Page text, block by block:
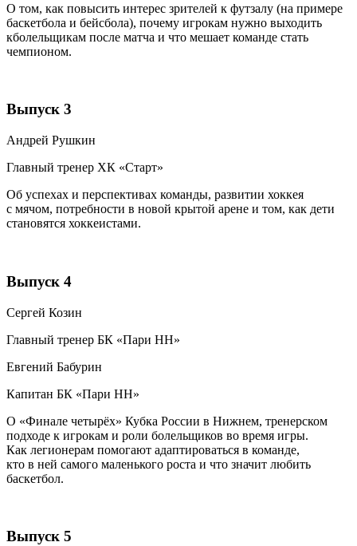
О том, как повысить интерес зрителей к футзалу (на примере
баскетбола и бейсбола), почему игрокам нужно выходить
кболельщикам после матча и что мешает команде стать
чемпионом.
Выпуск 3
Андрей Рушкин
Главный тренер ХК «Старт»
Об успехах и перспективах команды, развитии хоккея
с мячом, потребности в новой крытой арене и том, как дети
становятся хоккеистами.
Выпуск 4
Сергей Козин
Главный тренер БК «Пари НН»
Евгений Бабурин
Капитан БК «Пари НН»
О «Финале четырёх» Кубка России в Нижнем, тренерском
подходе к игрокам и роли болельщиков во время игры.
Как легионерам помогают адаптироваться в команде,
кто в ней самого маленького роста и что значит любить
баскетбол.
Выпуск 5